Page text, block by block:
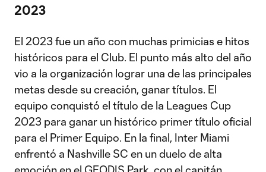
2023
El 2023 fue un año con muchas primicias e hitos
históricos para el Club. El punto más alto del año
vio a la organización lograr una de las principales
metas desde su creación, ganar títulos. El
equipo conquistó el título de la Leagues Cup
2023 para ganar un histórico primer título oficial
para el Primer Equipo. En la final, Inter Miami
enfrentó a Nashville SC en un duelo de alta